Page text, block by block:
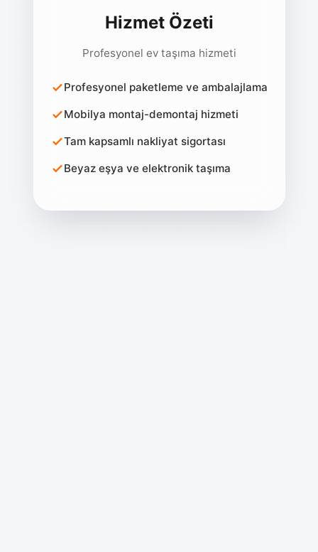
Hizmet Özeti
Profesyonel ev taşıma hizmeti
Profesyonel paketleme ve ambalajlama
Mobilya montaj-demontaj hizmeti
Tam kapsamlı nakliyat sigortası
Beyaz eşya ve elektronik taşıma